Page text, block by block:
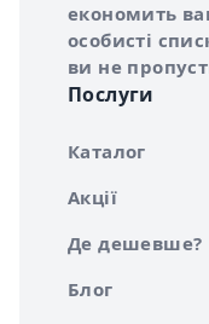
економить
особисті
ви не
Послуги
Каталог
Акції
Де дешевше?
Блог